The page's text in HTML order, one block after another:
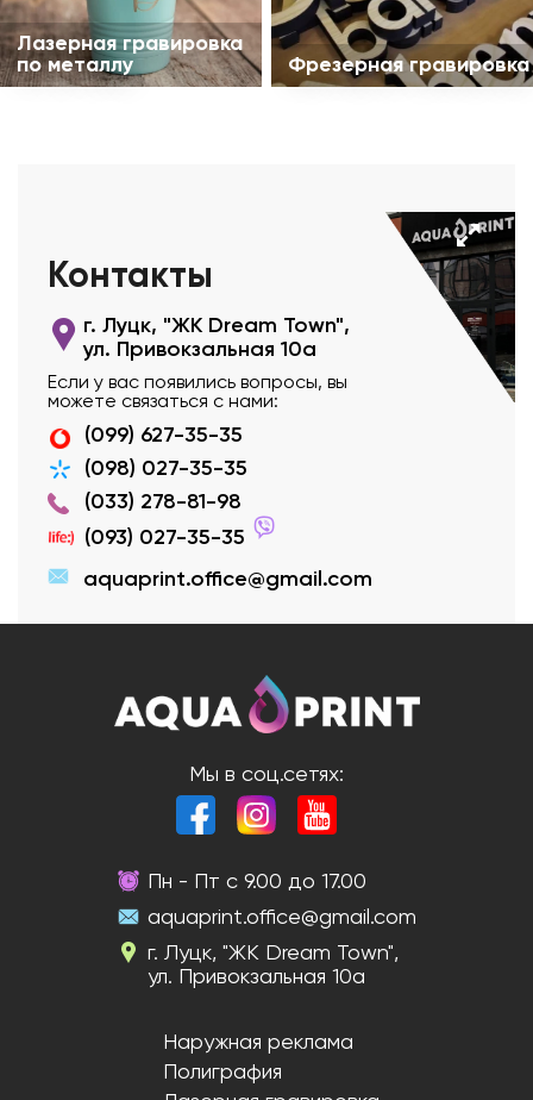
Лазерная гравировка
по металлу
Фрезерная гравировка
Контакты
г. Луцк, "ЖК Dream Town",
ул. Привокзальная 10а
Если у вас появились вопросы, вы
можете связаться с нами:
(099) 627-35-35
(098) 027-35-35
(033) 278-81-98
(093) 027-35-35
aquaprint.office@gmail.com
Мы в соц.сетях:
Пн - Пт с 9.00 до 17.00
aquaprint.office@gmail.com
г. Луцк, "ЖК Dream Town",
ул. Привокзальная 10а
Наружная реклама
Полиграфия